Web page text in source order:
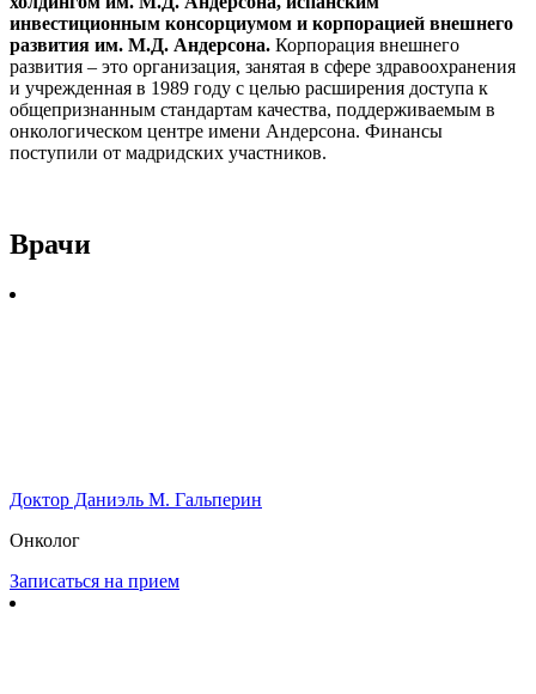
инвестиционным консорциумом и корпорацией внешнего
развития им. М.Д. Андерсона. Корпорация внешнего
развития – это организация, занятая в сфере здравоохранения
и учрежденная в 1989 году с целью расширения доступа к
общепризнанным стандартам качества, поддерживаемым в
онкологическом центре имени Андерсона. Финансы
поступили от мадридских участников.
Врачи
Доктор Даниэль М. Гальперин
Онколог
Записаться на прием